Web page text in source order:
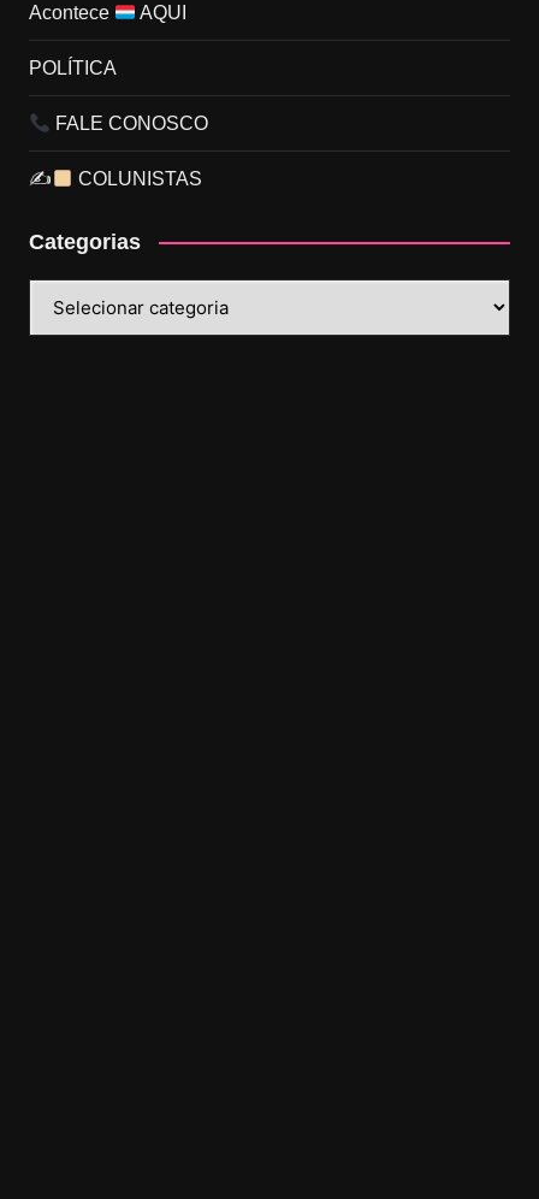
Acontece AQUI
POLÍTICA
FALE CONOSCO
✍ COLUNISTAS
Categorias